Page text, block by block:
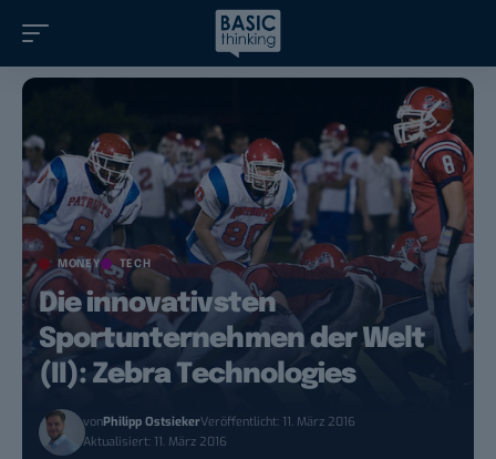
MONEY TECH
Die innovativsten
Sportunternehmen der Welt
(II): Zebra Technologies
vonPhilipp OstsiekerVeröffentlicht: 11. März 2016
Aktualisiert: 11. März 2016